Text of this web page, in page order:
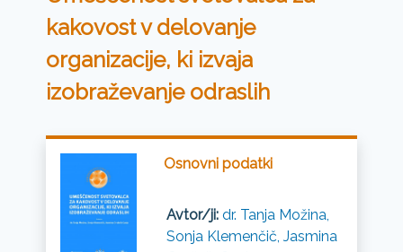
kakovost v delovanje
organizacije, ki izvaja
izobraževanje odraslih
Osnovni podatki
Avtor/ji: dr. Tanja Možina,
Sonja Klemenčič, Jasmina